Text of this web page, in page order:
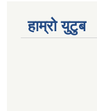
हाम्रो युटुब